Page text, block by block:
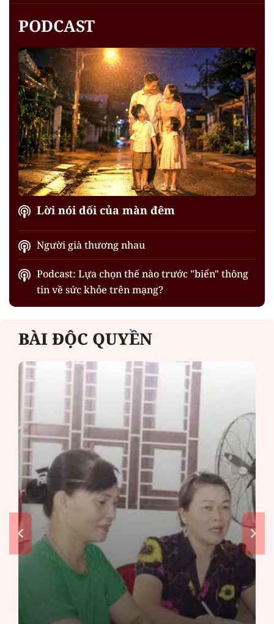
PODCAST
Lời nói dối của màn đêm
Người già thương nhau
Podcast: Lựa chọn thế nào trước "biển" thông
tin về sức khỏe trên mạng?
BÀI ĐỘC QUYỀN